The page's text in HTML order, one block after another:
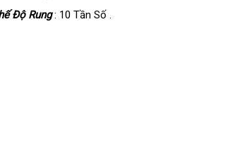
Độ Rung: 10 Tần Số .